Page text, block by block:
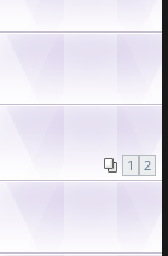
1 2